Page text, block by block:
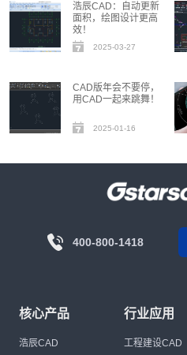
浩辰CAD：自动更新
面积，绘图设计更高
效！
2025-03-27
CAD版年会不要停，
用CAD一起来跳舞！
2025-01-16
400-800-1418
核心产品
浩辰CAD
行业应用
工程建设CAD